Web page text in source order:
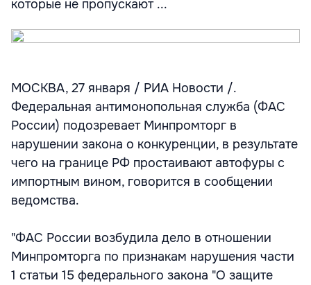
которые не пропускают ...
МОСКВА, 27 января / РИА Новости /.
Федеральная антимонопольная служба (ФАС
России) подозревает Минпромторг в
нарушении закона о конкуренции, в результате
чего на границе РФ простаивают автофуры с
импортным вином, говорится в сообщении
ведомства.
"ФАС России возбудила дело в отношении
Минпромторга по признакам нарушения части
1 статьи 15 федерального закона "О защите